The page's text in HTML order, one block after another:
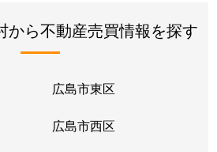
から不動産売買情報を探す
広島市東区
広島市西区